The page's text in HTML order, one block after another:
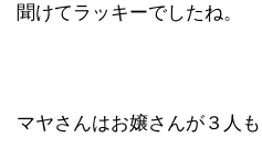
聞けてラッキーでしたね。
マヤさんはお嬢さんが３人も